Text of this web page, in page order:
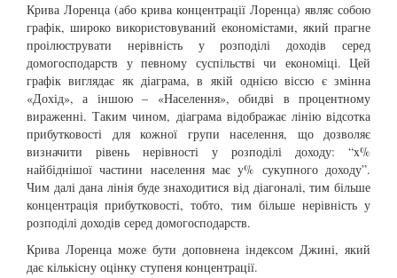
Крива Лоренца (або крива концентрації Лоренца) являє собою
графік, широко використовуваний економістами, який прагне
проілюструвати нерівність у розподілі доходів серед
домогосподарств у певному суспільстві чи економіці. Цей
графік виглядає як діаграма, в якій однією віссю є змінна
«Дохід», а іншою – «Населення», обидві в процентному
вираженні. Таким чином, діаграма відображає лінію відсотка
прибутковості для кожної групи населення, що дозволяє
визначити рівень нерівності у розподілі доходу: “x%
найбіднішої частини населення має y% сукупного доходу”.
Чим далі дана лінія буде знаходитися від діагоналі, тим більше
концентрація прибутковості, тобто, тим більше нерівність у
розподілі доходів серед домогосподарств.
Крива Лоренца може бути доповнена індексом Джині, який
дає кількісну оцінку ступеня концентрації.